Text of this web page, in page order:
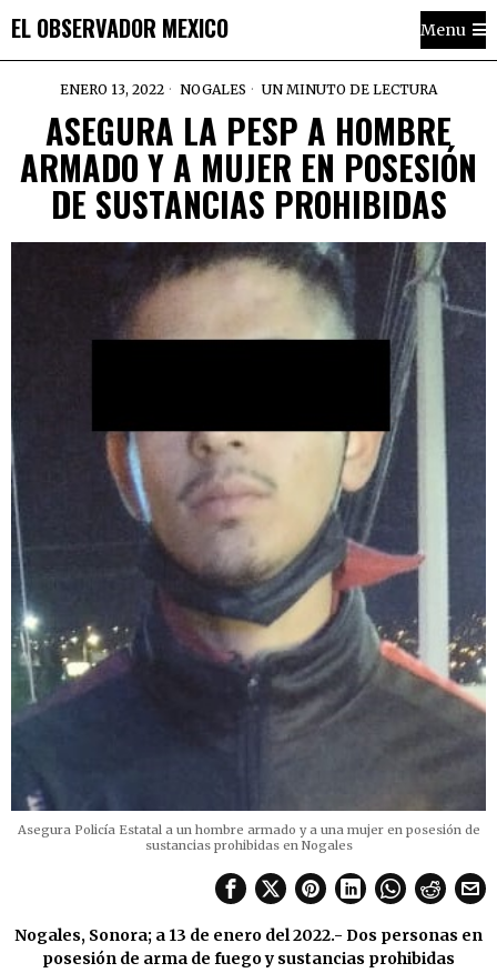
EL OBSERVADOR MEXICO Menu
ENERO 13, 2022 NOGALES UN MINUTO DE LECTURA
ASEGURA LA PESP A HOMBRE
ARMADO Y A MUJER EN POSESIÓN
DE SUSTANCIAS PROHIBIDAS
Asegura Policía Estatal a un hombre armado y a una mujer en posesión de
sustancias prohibidas en Nogales
Nogales, Sonora; a 13 de enero del 2022.- Dos personas en
posesión de arma de fuego y sustancias prohibidas